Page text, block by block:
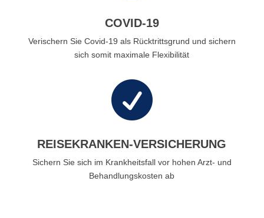
COVID-19
Verischern Sie Covid-19 als Rücktrittsgrund und sichern
sich somit maximale Flexibilität

REISEKRANKEN-VERSICHERUNG
Sichern Sie sich im Krankheitsfall vor hohen Arzt- und
Behandlungskosten ab